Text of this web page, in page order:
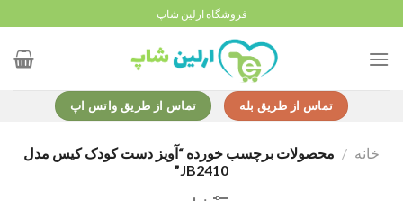
to
content
فروشگاه ارلین شاپ
تماس از طریق بله تماس از طریق واتس اپ
خانه / محصولات برچسب خورده “آویز دست کودک کیس مدل
JB2410”